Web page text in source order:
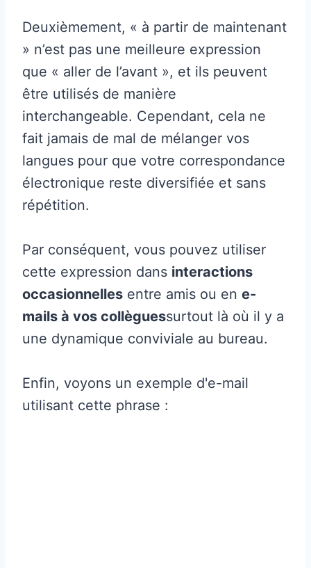
Deuxièmement, « à partir de maintenant
» n’est pas une meilleure expression
que « aller de l’avant », et ils peuvent
être utilisés de manière
interchangeable. Cependant, cela ne
fait jamais de mal de mélanger vos
langues pour que votre correspondance
électronique reste diversifiée et sans
répétition.
Par conséquent, vous pouvez utiliser
cette expression dans interactions
occasionnelles entre amis ou en e-
mails à vos collèguessurtout là où il y a
une dynamique conviviale au bureau.
Enfin, voyons un exemple d'e-mail
utilisant cette phrase :